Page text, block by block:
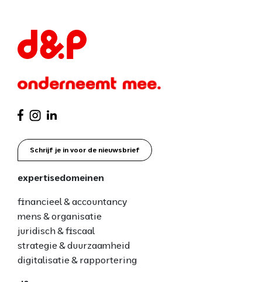
Schrijf je in voor de nieuwsbrief
expertisedomeinen
financieel & accountancy
mens & organisatie
juridisch & fiscaal
strategie & duurzaamheid
digitalisatie & rapportering